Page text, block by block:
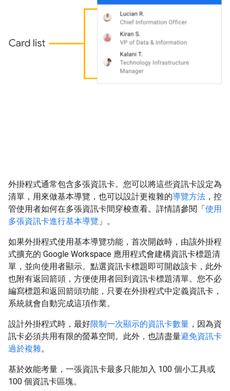
外掛程式通常包含多張資訊卡。您可以將這些資訊卡設定為
清單，用來做基本導覽，也可以設計更複雜的導覽方法 ，控
管使用者如何在多張資訊卡間穿梭查看。詳情請參閱「使用
多張資訊卡進行基本導覽 」。
如果外掛程式使用基本導覽功能，首次開啟時，由該外掛程
式擴充的 Google Workspace 應用程式會建構資訊卡標題清
單，並向使用者顯示。點選資訊卡標題即可開啟該卡，此外
也附有返回箭頭，方便使用者回到資訊卡標題清單。您不必
編寫標題和返回箭頭功能，只要在外掛程式中定義資訊卡，
系統就會自動完成這項作業。
設計外掛程式時，最好限制一次顯示的資訊卡數量 ，因為資
訊卡必須共用有限的螢幕空間。此外，也請盡量避免資訊卡
過於複雜。
基於效能考量，一張資訊卡最多只能加入 100 個小工具或
100 個資訊卡區塊。